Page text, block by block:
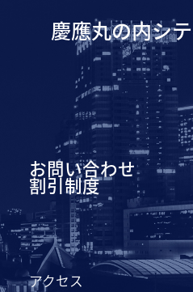
慶應丸の内シ
お問い合わせ
割引制度
アクセス